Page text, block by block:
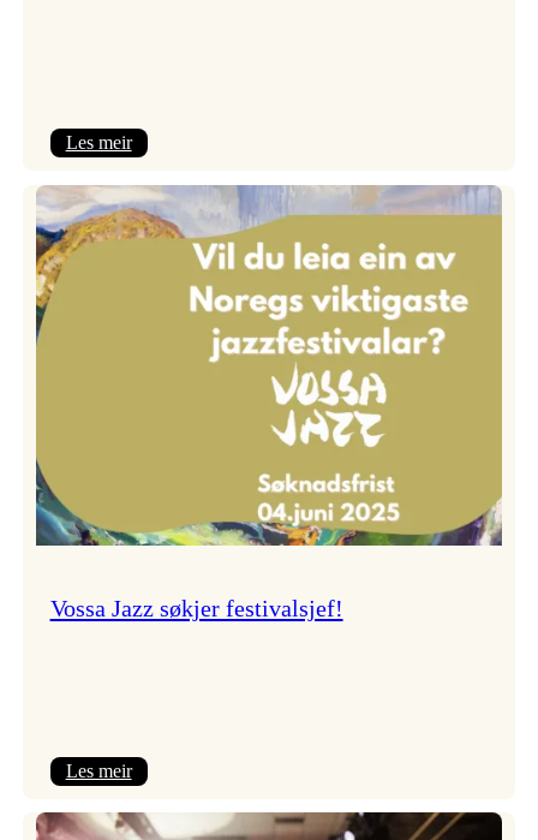
Les meir:
Vossa Jazz søkjer festivalsjef!
Les meir:
Jazz